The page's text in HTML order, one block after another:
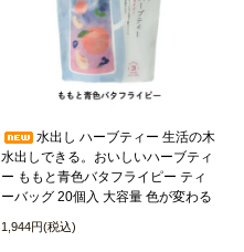
水出し ハーブティー 生活の木
水出しできる。おいしいハーブティ
ー ももと青色バタフライピー ティ
ーバッグ 20個入 大容量 色が変わる
1,944円(税込)